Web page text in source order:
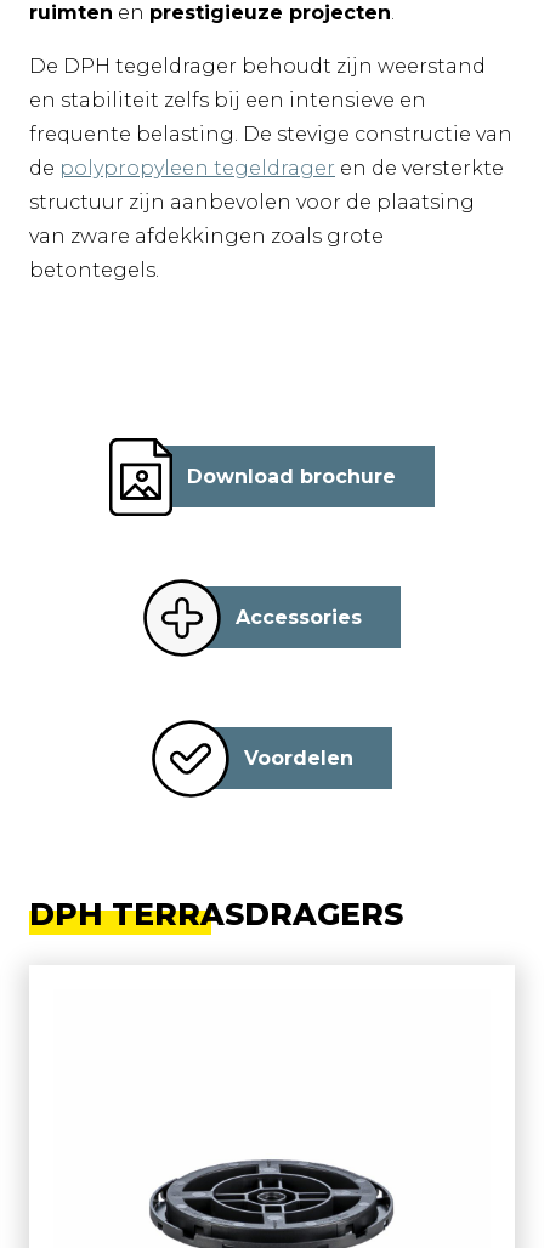
ruimten en prestigieuze projecten.
De DPH tegeldrager behoudt zijn weerstand
en stabiliteit zelfs bij een intensieve en
frequente belasting. De stevige constructie van
de polypropyleen tegeldrager en de versterkte
structuur zijn aanbevolen voor de plaatsing
van zware afdekkingen zoals grote
betontegels.
Download brochure
Accessories
Voordelen
DPH TERRASDRAGERS